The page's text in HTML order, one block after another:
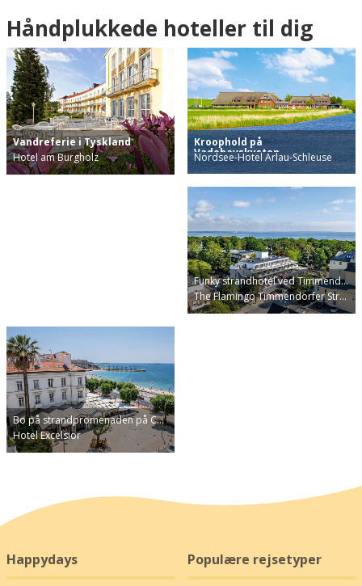
Håndplukkede hoteller til dig
Vandreferie i Tyskland
Hotel am Burgholz
Kroophold på
Vadehavskysten
Nordsee-Hotel Arlau-Schleuse
Funky strandhotel ved Timmend…
The Flamingo Timmendorfer Str…
Bo på strandpromenaden på C…
Hotel Excelsior
Happydays Populære rejsetyper